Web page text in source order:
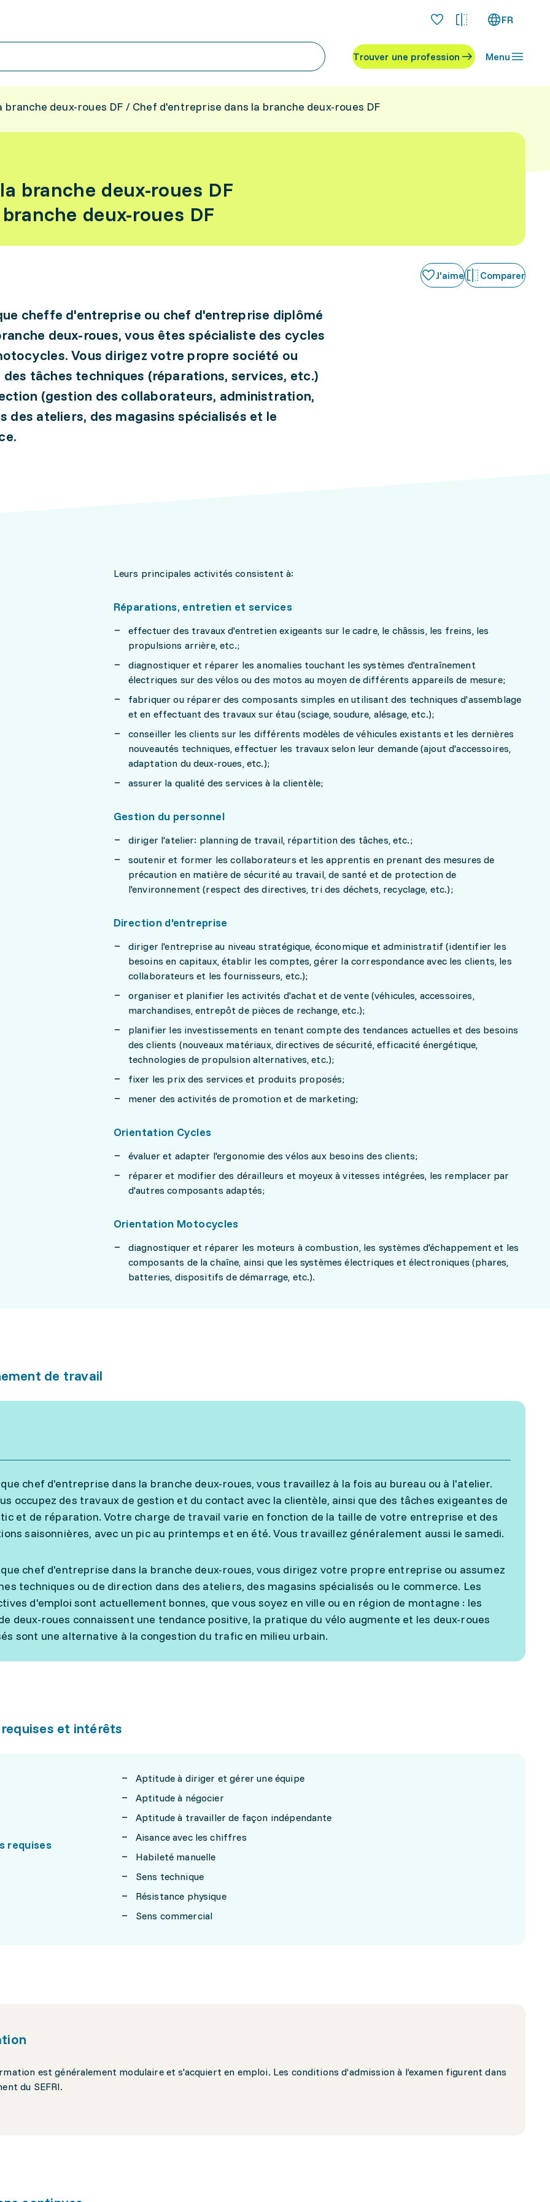
FR
Trouver une profession Menu
deux-roues DF / Chef d'entreprise dans la branche deux-roues DF
branche deux-roues DF
deux-roues DF
J'aime Comparer
cheffe d'entreprise ou chef d'entreprise diplômé
deux-roues, vous êtes spécialiste des cycles
Vous dirigez votre propre société ou
des tâches techniques (réparations, services, etc.)
(gestion des collaborateurs, administration,
des ateliers, des magasins spécialisés et le
Leurs principales activités consistent à:
Réparations, entretien et services
effectuer des travaux d'entretien exigeants sur le cadre, le châssis, les freins, les
propulsions arrière, etc.;
diagnostiquer et réparer les anomalies touchant les systèmes d'entraînement
électriques sur des vélos ou des motos au moyen de différents appareils de mesure;
fabriquer ou réparer des composants simples en utilisant des techniques d'assemblage
et en effectuant des travaux sur étau (sciage, soudure, alésage, etc.);
conseiller les clients sur les différents modèles de véhicules existants et les dernières
nouveautés techniques, effectuer les travaux selon leur demande (ajout d'accessoires,
adaptation du deux-roues, etc.);
assurer la qualité des services à la clientèle;
Gestion du personnel
diriger l'atelier: planning de travail, répartition des tâches, etc.;
soutenir et former les collaborateurs et les apprentis en prenant des mesures de
précaution en matière de sécurité au travail, de santé et de protection de
l'environnement (respect des directives, tri des déchets, recyclage, etc.);
Direction d'entreprise
diriger l'entreprise au niveau stratégique, économique et administratif (identifier les
besoins en capitaux, établir les comptes, gérer la correspondance avec les clients, les
collaborateurs et les fournisseurs, etc.);
organiser et planifier les activités d'achat et de vente (véhicules, accessoires,
marchandises, entrepôt de pièces de rechange, etc.);
planifier les investissements en tenant compte des tendances actuelles et des besoins
des clients (nouveaux matériaux, directives de sécurité, efficacité énergétique,
technologies de propulsion alternatives, etc.);
fixer les prix des services et produits proposés;
mener des activités de promotion et de marketing;
Orientation Cycles
évaluer et adapter l'ergonomie des vélos aux besoins des clients;
réparer et modifier des dérailleurs et moyeux à vitesses intégrées, les remplacer par
d'autres composants adaptés;
Orientation Motocycles
diagnostiquer et réparer les moteurs à combustion, les systèmes d'échappement et les
composants de la chaîne, ainsi que les systèmes électriques et électroniques (phares,
batteries, dispositifs de démarrage, etc.).
de travail
chef d'entreprise dans la branche deux-roues, vous travaillez à la fois au bureau ou à l'atelier.
occupez des travaux de gestion et du contact avec la clientèle, ainsi que des tâches exigeantes de
et de réparation. Votre charge de travail varie en fonction de la taille de votre entreprise et des
saisonnières, avec un pic au printemps et en été. Vous travaillez généralement aussi le samedi.
chef d'entreprise dans la branche deux-roues, vous dirigez votre propre entreprise ou assumez
techniques ou de direction dans des ateliers, des magasins spécialisés ou le commerce. Les
d'emploi sont actuellement bonnes, que vous soyez en ville ou en région de montagne : les
deux-roues connaissent une tendance positive, la pratique du vélo augmente et les deux-roues
sont une alternative à la congestion du trafic en milieu urbain.
et intérêts
requises
Aptitude à diriger et gérer une équipe
Aptitude à négocier
Aptitude à travailler de façon indépendante
Aisance avec les chiffres
Habileté manuelle
Sens technique
Résistance physique
Sens commercial
est généralement modulaire et s'acquiert en emploi. Les conditions d’admission à l’examen figurent dans
du SEFRI.